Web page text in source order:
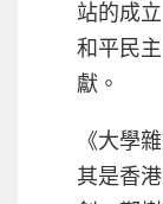
站的成
和平民
獻。
《大學
其是香